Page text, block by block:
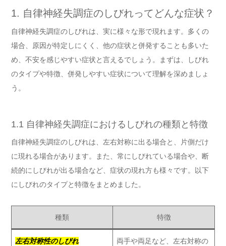
1. 自律神経失調症のしびれってどんな症状？
自律神経失調症のしびれは、実に様々な形で現れます。多くの
場合、原因が特定しにくく、他の症状と併発することも多いた
め、不安を感じやすい症状と言えるでしょう。まずは、しびれ
のタイプや特徴、併発しやすい症状について理解を深めましょ
う。
1.1 自律神経失調症におけるしびれの種類と特徴
自律神経失調症のしびれは、左右対称に出る場合と、片側だけ
に現れる場合があります。また、常にしびれている場合や、断
続的にしびれが出る場合など、症状の現れ方も様々です。以下
にしびれのタイプと特徴をまとめました。
種類 特徴
左右対称性のしびれ
両手や両足など、左右対称の